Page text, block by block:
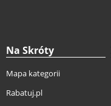
Na Skróty
Mapa kategorii
Rabatuj.pl